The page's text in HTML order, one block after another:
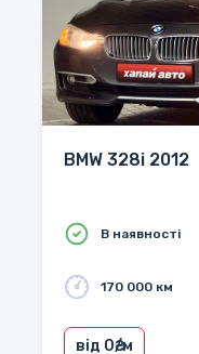
BMW 328i 2012
В наявності
170 000 км
від 0₴/м